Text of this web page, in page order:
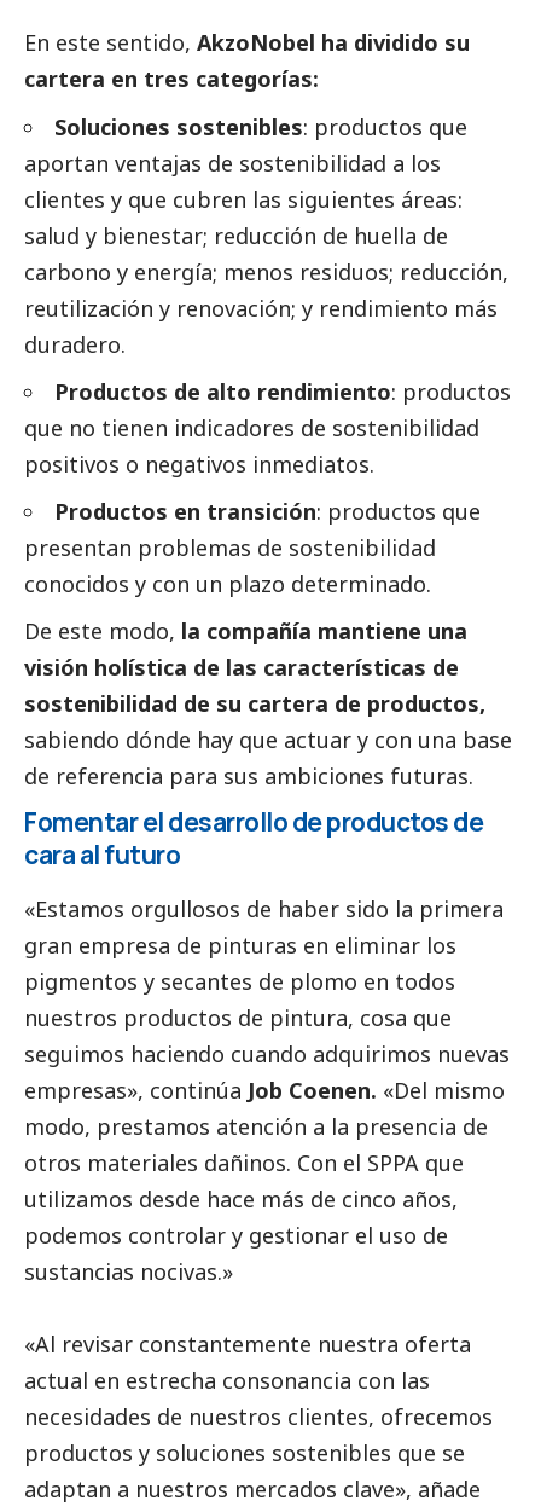
En este sentido, AkzoNobel ha dividido su
cartera en tres categorías:
Soluciones sostenibles: productos que
aportan ventajas de sostenibilidad a los
clientes y que cubren las siguientes áreas:
salud y bienestar; reducción de huella de
carbono y energía; menos residuos; reducción,
reutilización y renovación; y rendimiento más
duradero.
Productos de alto rendimiento: productos
que no tienen indicadores de sostenibilidad
positivos o negativos inmediatos.
Productos en transición: productos que
presentan problemas de sostenibilidad
conocidos y con un plazo determinado.
De este modo, la compañía mantiene una
visión holística de las características de
sostenibilidad de su cartera de productos,
sabiendo dónde hay que actuar y con una base
de referencia para sus ambiciones futuras.
Fomentar el desarrollo de productos de
cara al futuro
«Estamos orgullosos de haber sido la primera
gran empresa de pinturas en eliminar los
pigmentos y secantes de plomo en todos
nuestros productos de pintura, cosa que
seguimos haciendo cuando adquirimos nuevas
empresas», continúa Job Coenen. «Del mismo
modo, prestamos atención a la presencia de
otros materiales dañinos. Con el SPPA que
utilizamos desde hace más de cinco años,
podemos controlar y gestionar el uso de
sustancias nocivas.»
«Al revisar constantemente nuestra oferta
actual en estrecha consonancia con las
necesidades de nuestros clientes, ofrecemos
productos y soluciones sostenibles que se
adaptan a nuestros mercados clave», añade